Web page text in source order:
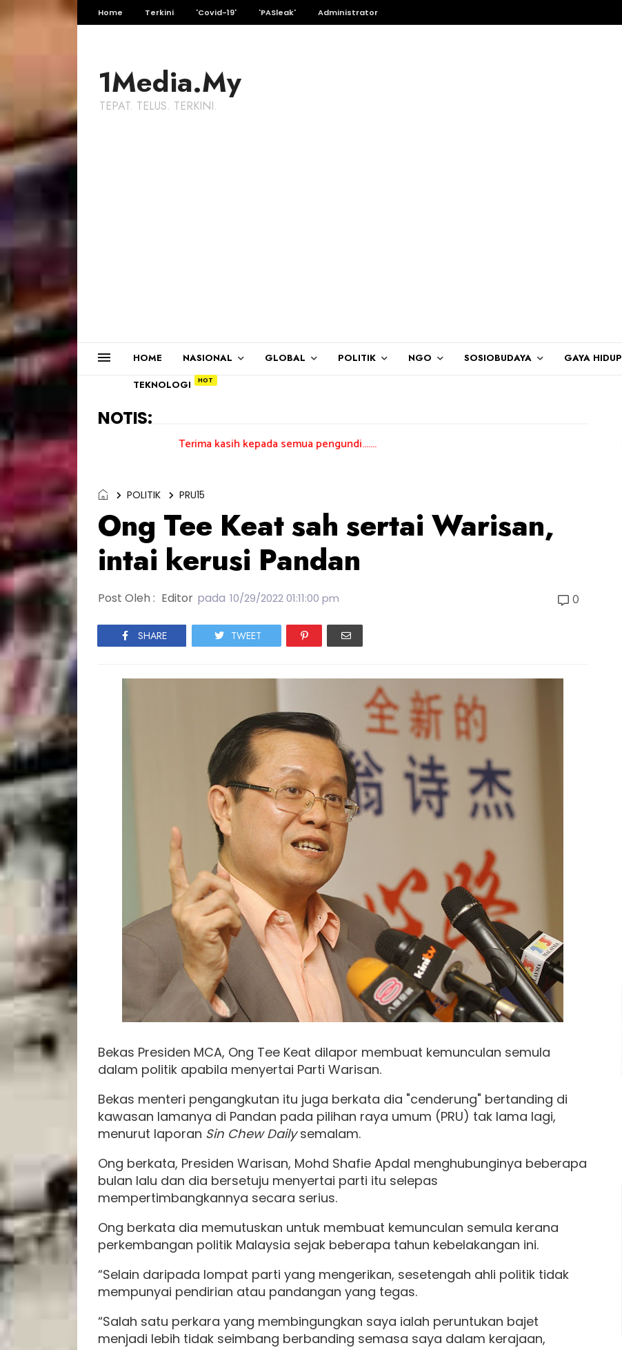
Home Terkini 'Covid-19' 'PASleak' Administrator
1Media.My
TEPAT. TELUS. TERKINI.
HOME NASIONAL GLOBAL POLITIK NGO SOSIOBUDAYA GAYA HIDUP
TEKNOLOGI
NOTIS:
Terima kasih kepada semua pengundi.......
POLITIK PRU15
Ong Tee Keat sah sertai Warisan,
intai kerusi Pandan
Post Oleh : Editor pada 10/29/2022 01:11:00 pm 0
SHARE TWEET
Bekas Presiden MCA, Ong Tee Keat dilapor membuat kemunculan semula
dalam politik apabila menyertai Parti Warisan.
Bekas menteri pengangkutan itu juga berkata dia "cenderung" bertanding di
kawasan lamanya di Pandan pada pilihan raya umum (PRU) tak lama lagi,
menurut laporan Sin Chew Dailysemalam.
Ong berkata, Presiden Warisan, Mohd Shafie Apdal menghubunginya beberapa
bulan lalu dan dia bersetuju menyertai parti itu selepas
mempertimbangkannya secara serius.
Ong berkata dia memutuskan untuk membuat kemunculan semula kerana
perkembangan politik Malaysia sejak beberapa tahun kebelakangan ini.
“Selain daripada lompat parti yang mengerikan, sesetengah ahli politik tidak
mempunyai pendirian atau pandangan yang tegas.
“Salah satu perkara yang membingungkan saya ialah peruntukan bajet
menjadi lebih tidak seimbang berbanding semasa saya dalam kerajaan,